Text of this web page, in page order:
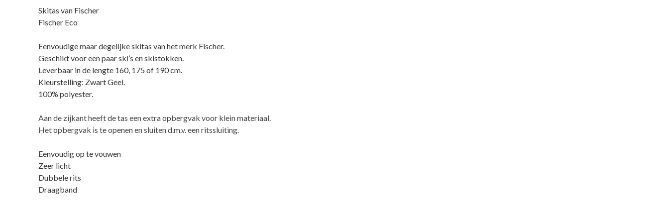
Skitas van Fischer
Fischer Eco
Eenvoudige maar degelijke skitas van het merk Fischer.
Geschikt voor een paar ski’s en skistokken.
Leverbaar in de lengte 160, 175 of 190 cm.
Kleurstelling: Zwart Geel.
100% polyester.
Aan de zijkant heeft de tas een extra opbergvak voor klein materiaal.
Het opbergvak is te openen en sluiten d.m.v. een ritssluiting.
Eenvoudig op te vouwen
Zeer licht
Dubbele rits
Draagband